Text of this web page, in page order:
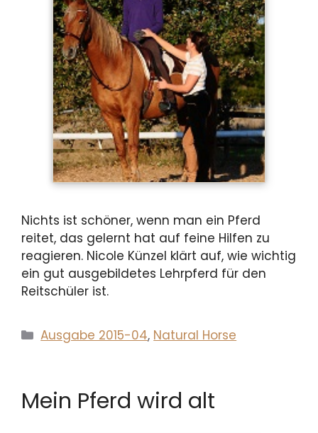
Nichts ist schöner, wenn man ein Pferd
reitet, das gelernt hat auf feine Hilfen zu
reagieren. Nicole Künzel klärt auf, wie wichtig
ein gut ausgebildetes Lehrpferd für den
Reitschüler ist.
Kategorien
Ausgabe 2015-04, Natural Horse
Mein Pferd wird alt